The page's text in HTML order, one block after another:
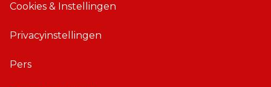
Cookies & Instellingen
Privacyinstellingen
Pers